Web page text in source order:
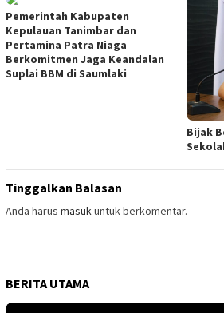
Pemerintah Kabupaten
Kepulauan Tanimbar dan
Pertamina Patra Niaga
Berkomitmen Jaga Keandalan
Suplai BBM di Saumlaki
Bijak
Tinggalkan Balasan
Anda harus masukuntuk berkomentar.
BERITA UTAMA